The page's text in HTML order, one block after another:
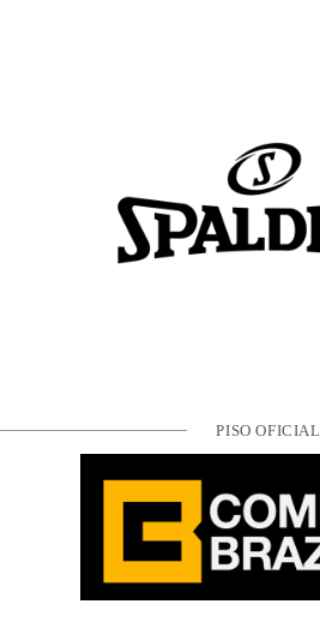
PISO OFICIAL